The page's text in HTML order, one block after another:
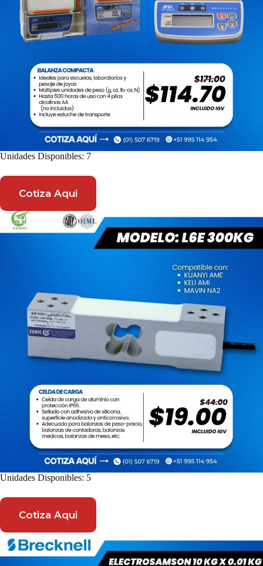
Unidades Disponibles: 7
Cotiza Aqui
Unidades Disponibles: 5
Cotiza Aqui